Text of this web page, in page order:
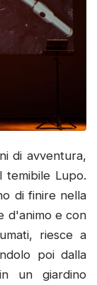
di avventura,
temibile Lupo.
di finire nella
d'animo e con
riesce a
poi dalla
un giardino